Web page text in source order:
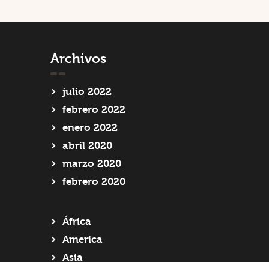
Archivos
julio 2022
febrero 2022
enero 2022
abril 2020
marzo 2020
febrero 2020
África
America
Asia